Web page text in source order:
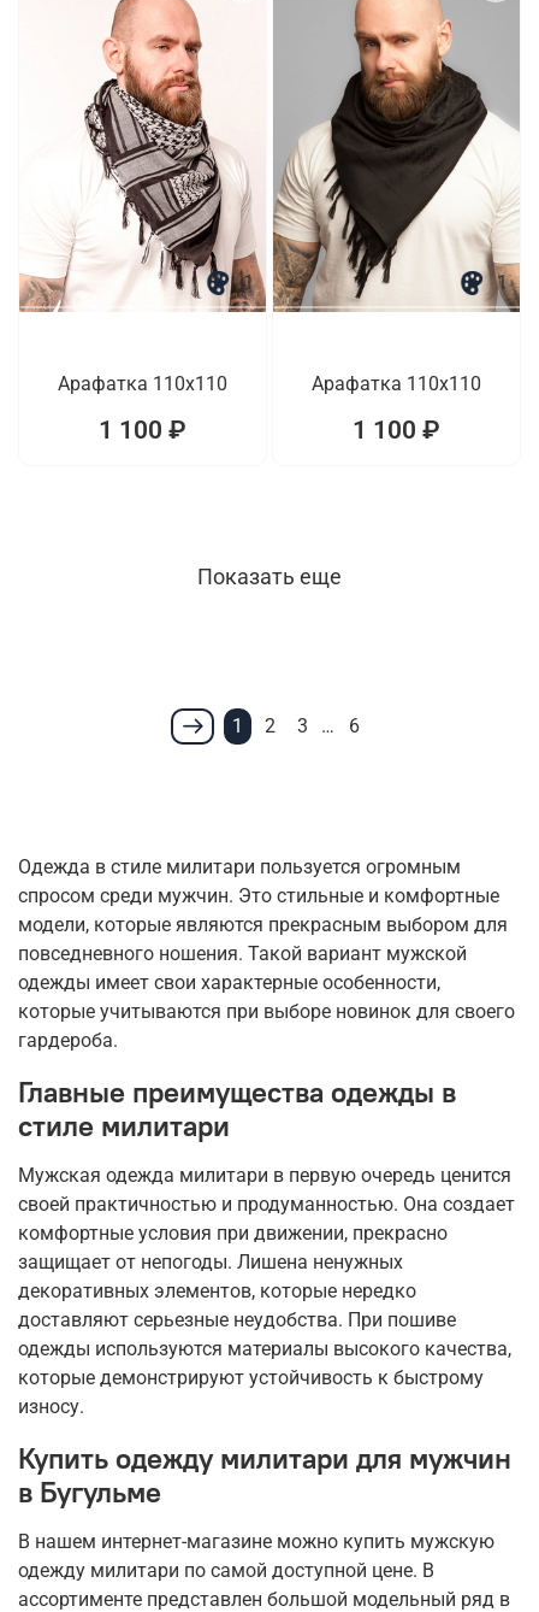
1
Арафатка 110x110
1 100 ₽
1
Арафатка 110x110
1 100 ₽
Показать еще
1 2 3 … 6
Одежда в стиле милитари пользуется огромным
спросом среди мужчин. Это стильные и комфортные
модели, которые являются прекрасным выбором для
повседневного ношения. Такой вариант мужской
одежды имеет свои характерные особенности,
которые учитываются при выборе новинок для своего
гардероба.
Главные преимущества одежды в
стиле милитари
Мужская одежда милитари в первую очередь ценится
своей практичностью и продуманностью. Она создает
комфортные условия при движении, прекрасно
защищает от непогоды. Лишена ненужных
декоративных элементов, которые нередко
доставляют серьезные неудобства. При пошиве
одежды используются материалы высокого качества,
которые демонстрируют устойчивость к быстрому
износу.
Купить одежду милитари для мужчин
в Бугульме
В нашем интернет-магазине можно купить мужскую
одежду милитари по самой доступной цене. В
ассортименте представлен большой модельный ряд в